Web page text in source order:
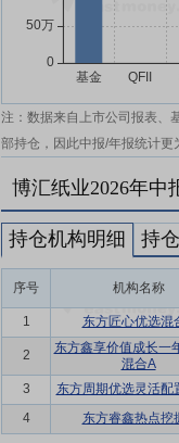
注：数据来自上市公司报表、
部持仓，因此中报/年报统计更
博汇纸业2026年中
持仓机构明细 持
序号 机构名称
1 东方匠心优选混
2
东方鑫享价值成长一
混合A
3 东方周期优选灵活配
4
东方睿鑫热点挖